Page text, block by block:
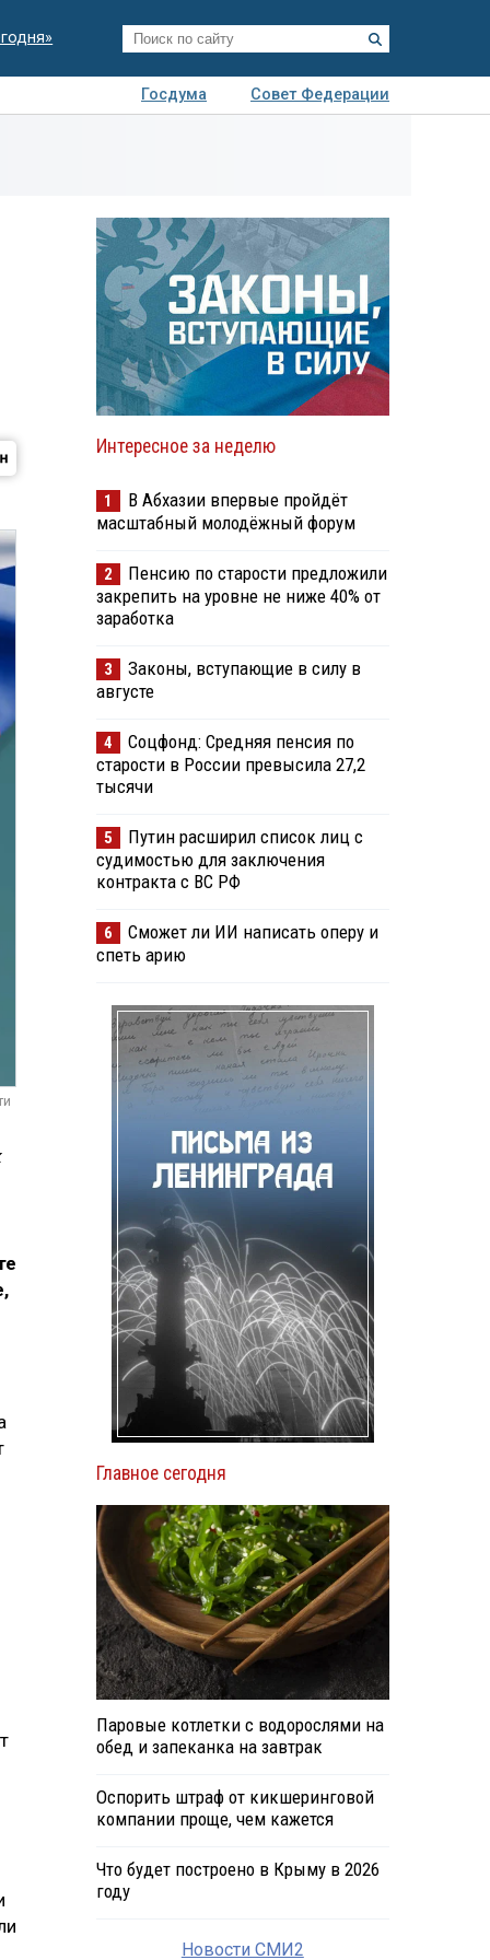
Госдума
Совет Федерации
Интересное за неделю
1
В Абхазии впервые пройдёт
масштабный молодёжный форум
2
Пенсию по старости предложили
закрепить на уровне не ниже 40% от
заработка
3
Законы, вступающие в силу в
августе
4
Соцфонд: Средняя пенсия по
старости в России превысила 27,2
тысячи
5
Путин расширил список лиц с
судимостью для заключения
контракта с ВС РФ
6
Сможет ли ИИ написать оперу и
спеть арию
Главное сегодня
Паровые котлетки с водорослями на
обед и запеканка на завтрак
Оспорить штраф от кикшеринговой
компании проще, чем кажется
Что будет построено в Крыму в 2026
году
Новости СМИ2